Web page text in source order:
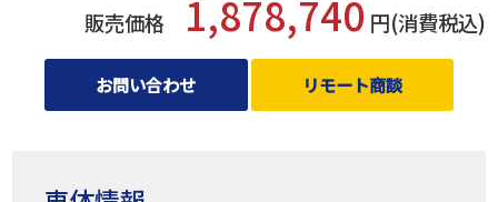
販売価格 1,878,740 円(消費税込)
お問い合わせ リモート商談